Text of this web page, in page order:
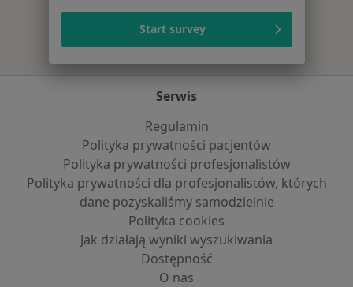
Serwis
Regulamin
Polityka prywatności pacjentów
Polityka prywatności profesjonalistów
Polityka prywatności dla profesjonalistów, których
dane pozyskaliśmy samodzielnie
Polityka cookies
Jak działają wyniki wyszukiwania
Dostępność
O nas
Start survey